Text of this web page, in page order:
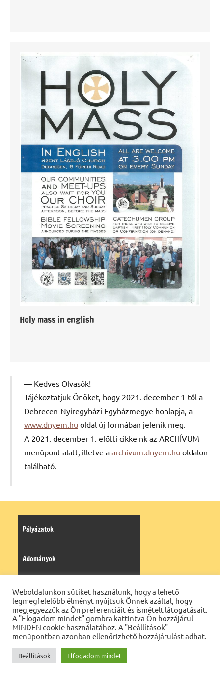
Holy mass in english
Kedves Olvasók!
Tájékoztatjuk Önöket, hogy 2021. december 1-től a
Debrecen-Nyíregyházi Egyházmegye honlapja, a
www.dnyem.hu oldal új formában jelenik meg.
A 2021. december 1. előtti cikkeink az ARCHÍVUM
menüpont alatt, illetve a archivum.dnyem.hu oldalon
található.
Pályázatok
Adományok
Virtuális séta
Adatkezelési tájékoztató
Kántorképzés adatkezelési tájékoztatója
Weboldalunkon sütiket használunk, hogy a lehető
legmegfelelőbb élményt nyújtsuk Önnek azáltal, hogy
megjegyezzük az Ön preferenciáit és ismételt látogatásait.
A "Elogadom mindet" gombra kattintva Ön hozzájárul
MINDEN cookie használatához. A "Beállítások"
menüpontban azonban ellenőrizhető hozzájárulást adhat.
Beállítások Elfogadom mindet